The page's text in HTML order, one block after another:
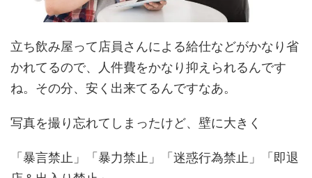
立ち飲み屋って店員さんによる給仕などがかなり省
かれてるので、人件費をかなり抑えられるんです
ね。その分、安く出来てるんですなあ。
写真を撮り忘れてしまったけど、壁に大きく
「暴言禁止」「暴力禁止」「迷惑行為禁止」「即退